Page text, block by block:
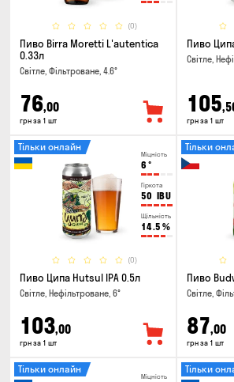
(0)
Пиво Birra Moretti L'autentica
0.33л
Світле, Фільтроване, 4.6°
76,00
грн за 1 шт
Пиво
Світле,
105
грн за 1 шт
Міцність
6 °
Гіркота
50 IBU
Щільність
14.5 %
(0)
Тільки онлайн
Пиво Ципа Hutsul IPA 0.5л
Світле, Нефільтроване, 6°
103,00
грн за 1 шт
Тільки
Пиво
Світле,
87,00
грн за 1 шт
Міцність
Тільки онлайн Тільки